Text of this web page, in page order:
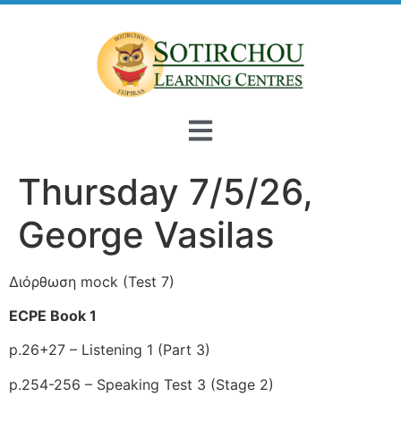
Thursday 7/5/26,
George Vasilas
Διόρθωση mock (Test 7)
ECPE Book 1
p.26+27 – Listening 1 (Part 3)
p.254-256 – Speaking Test 3 (Stage 2)